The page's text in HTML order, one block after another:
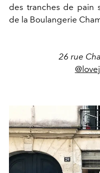
des tranches de pain
de la Boulangerie
26 rue